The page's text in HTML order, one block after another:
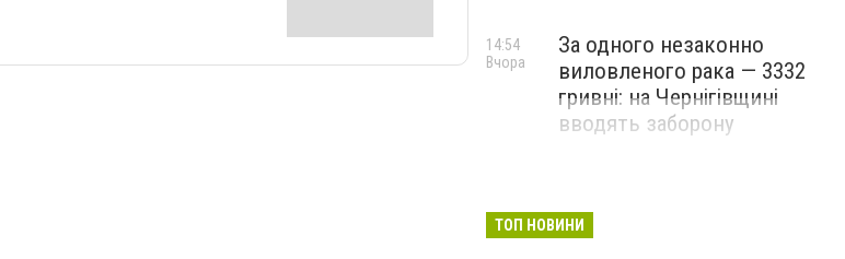
За одного незаконно
виловленого рака — 3332
гривні: на Чернігівщині
вводять заборону
14:54
Вчора
ТОП НОВИНИ